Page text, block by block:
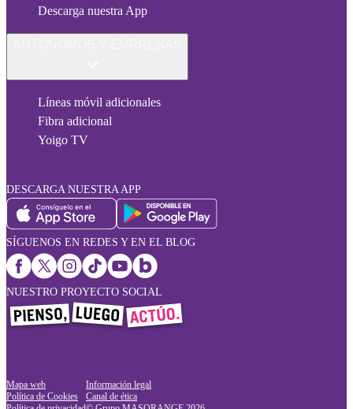
Descarga nuestra App
Líneas móvil adicionales
Fibra adicional
Yoigo TV
DESCARGA NUESTRA APP
SÍGUENOS EN REDES Y EN EL BLOG
NUESTRO PROYECTO SOCIAL
Mapa web
Política de Cookies
Información legal
Canal de ética